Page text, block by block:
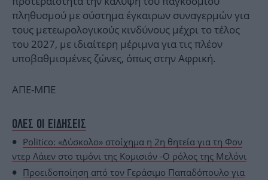
πληθυσμού με σύστημα έγκαιρων συναγερμών για
τους μετεωρολογικούς κινδύνους μέχρι το τέλος
του 2027, με ιδιαίτερη μέριμνα για τις πλέον
υποβαθμισμένες ζώνες, όπως στην Αφρική.
ΑΠΕ-ΜΠΕ
ΟΛΕΣ ΟΙ ΕΙΔΗΣΕΙΣ
Politico: «Δύσκολο» στοίχημα η 2η θητεία για τη Φον
ντερ Λάιεν στο τιμόνι της Κομισιόν -Ο ρόλος της Μελόνι
Προειδοποίηση από τον Γεράσιμο Παπαδόπουλο για